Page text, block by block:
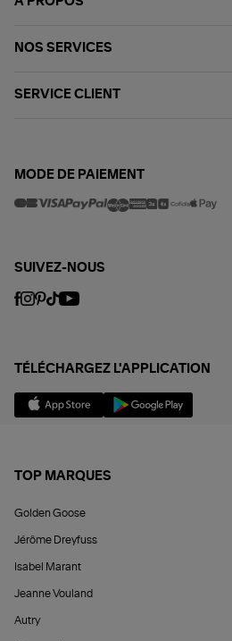
NOS SERVICES
SERVICE CLIENT
MODE DE PAIEMENT
SUIVEZ-NOUS
TÉLÉCHARGEZ L'APPLICATION
TOP MARQUES
Golden Goose
Jérôme Dreyfuss
Isabel Marant
Jeanne Vouland
Autry